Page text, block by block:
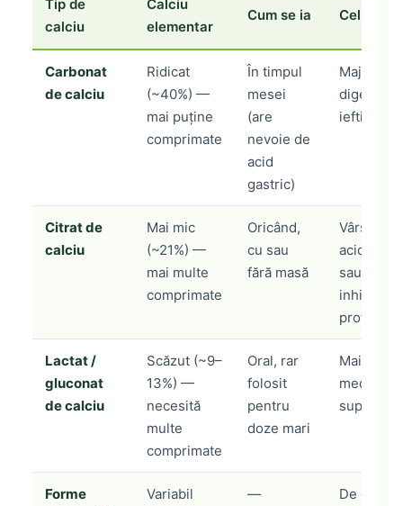
Tip de
calciu
Calciu
elementar
Cum se ia Cel mai
Carbonat
de calciu
Ridicat
(~40%) —
mai puține
comprimate
În timpul
mesei
(are
nevoie de
acid
gastric)
digestie
ieftină și
Citrat de
calciu
Mai mic
(~21%) —
mai multe
comprimate
Oricând,
cu sau
fără masă
Vârstnici,
aciditate
sau care
inhibitori
protoni
Lactat /
gluconat
de calciu
Scăzut (~9–
13%) —
necesită
multe
comprimate
Oral, rar
folosit
pentru
doze mari
Mai
medicale
Forme
Variabil —
De